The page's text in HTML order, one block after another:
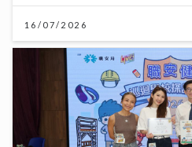
16/07/2026